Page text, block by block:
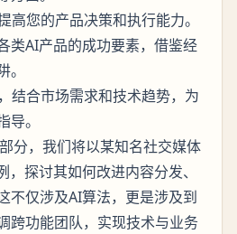
高您的产品决策和执行能力。
类AI产品的成功要素，借鉴经
结合市场需求和技术趋势，为
。
分，我们将以某知名社交媒体
探讨其如何改进内容分发、
不仅涉及AI算法，更是涉及到
跨功能团队，实现技术与业务